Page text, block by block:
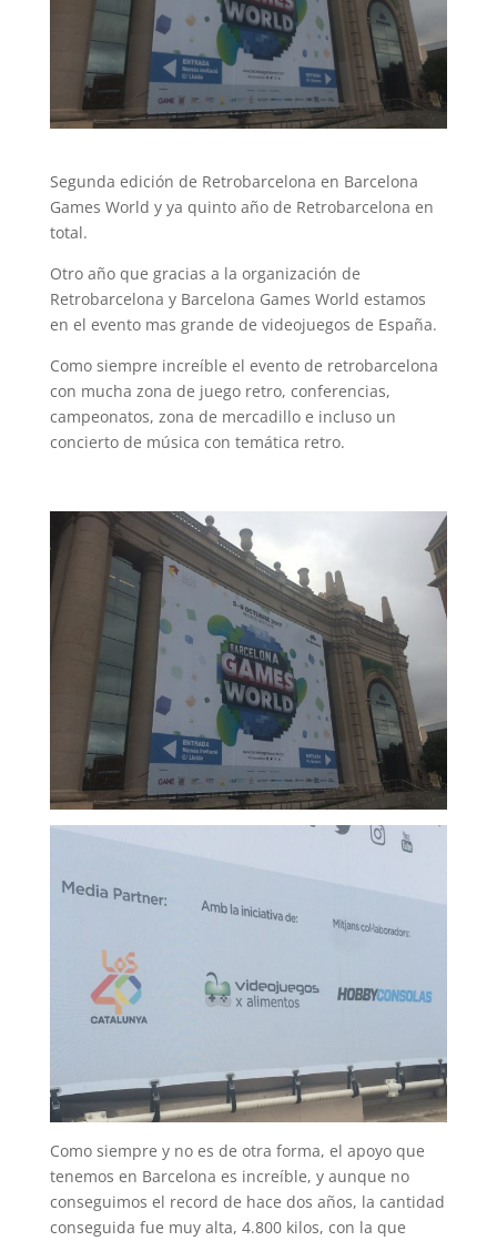
Segunda edición de Retrobarcelona en Barcelona
Games World y ya quinto año de Retrobarcelona en
total.
Otro año que gracias a la organización de
Retrobarcelona y Barcelona Games World estamos
en el evento mas grande de videojuegos de España.
Como siempre increíble el evento de retrobarcelona
con mucha zona de juego retro, conferencias,
campeonatos, zona de mercadillo e incluso un
concierto de música con temática retro.
Como siempre y no es de otra forma, el apoyo que
tenemos en Barcelona es increíble, y aunque no
conseguimos el record de hace dos años, la cantidad
conseguida fue muy alta, 4.800 kilos, con la que